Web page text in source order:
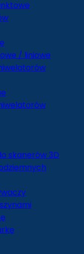
/ liniowe
skanerów 3D